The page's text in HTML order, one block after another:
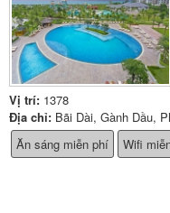
Vị trí: 1378
Địa chỉ: Bãi Dài, Gành Dầu,
Ăn sáng miễn phí
Wifi